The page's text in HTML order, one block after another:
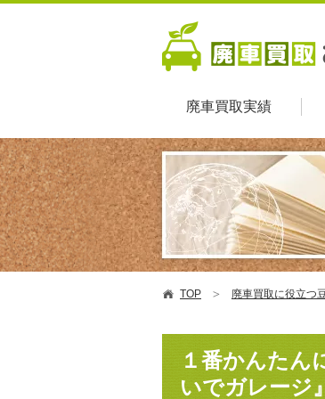
廃車買取実績
TOP 廃車買取に役立つ
１番かんたん
いでガレージ